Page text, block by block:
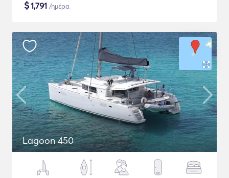
$1,791 /ημέρα
Lagoon 450